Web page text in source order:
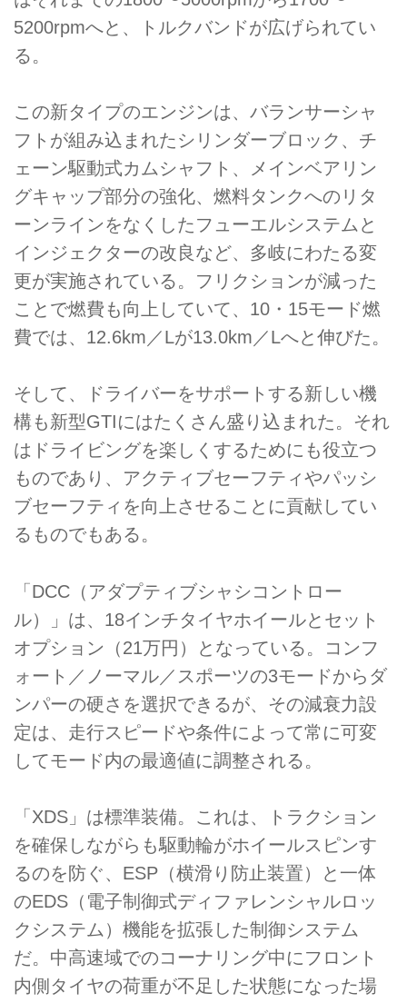
5200rpmへと、トルクバンドが広げられてい
る。
この新タイプのエンジンは、バランサーシャ
フトが組み込まれたシリンダーブロック、チ
ェーン駆動式カムシャフト、メインベアリン
グキャップ部分の強化、燃料タンクへのリタ
ーンラインをなくしたフューエルシステムと
インジェクターの改良など、多岐にわたる変
更が実施されている。フリクションが減った
ことで燃費も向上していて、10・15モード燃
費では、12.6km／Lが13.0km／Lへと伸びた。
そして、ドライバーをサポートする新しい機
構も新型GTIにはたくさん盛り込まれた。それ
はドライビングを楽しくするためにも役立つ
ものであり、アクティブセーフティやパッシ
ブセーフティを向上させることに貢献してい
るものでもある。
「DCC（アダプティブシャシコントロー
ル）」は、18インチタイヤホイールとセット
オプション（21万円）となっている。コンフ
ォート／ノーマル／スポーツの3モードからダ
ンパーの硬さを選択できるが、その減衰力設
定は、走行スピードや条件によって常に可変
してモード内の最適値に調整される。
「XDS」は標準装備。これは、トラクション
を確保しながらも駆動輪がホイールスピンす
るのを防ぐ、ESP（横滑り防止装置）と一体
のEDS（電子制御式ディファレンシャルロッ
クシステム）機能を拡張した制御システム
だ。中高速域でのコーナリング中にフロント
内側タイヤの荷重が不足した状態になった場